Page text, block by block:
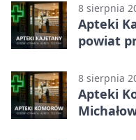
8 sierpnia
Apteki
powiat
8 sierpnia
Apteki